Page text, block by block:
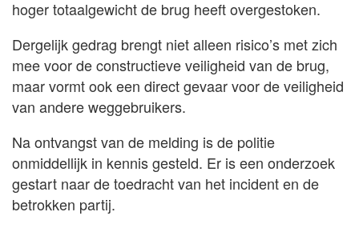
hoger totaalgewicht de brug heeft overgestoken.
Dergelijk gedrag brengt niet alleen risico’s met zich
mee voor de constructieve veiligheid van de brug,
maar vormt ook een direct gevaar voor de veiligheid
van andere weggebruikers.
Na ontvangst van de melding is de politie
onmiddellijk in kennis gesteld. Er is een onderzoek
gestart naar de toedracht van het incident en de
betrokken partij.